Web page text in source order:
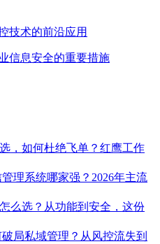
技术的前沿应用
信息安全的重要措施
，如何杜绝飞单？红鹰工作
理系统哪家强？2026年主流
么选？从功能到安全，这份
局私域管理？从风控流失到